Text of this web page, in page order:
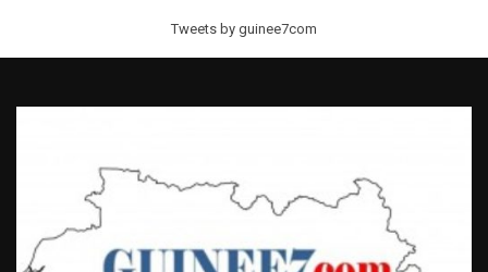
Tweets by guinee7com